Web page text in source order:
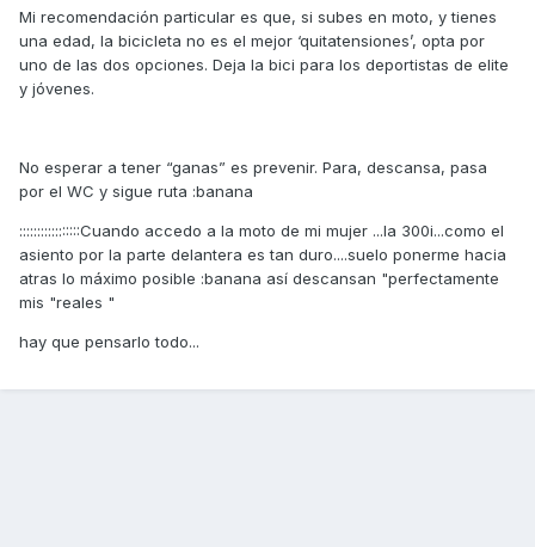
Mi recomendación particular es que, si subes en moto, y tienes
una edad, la bicicleta no es el mejor ‘quitatensiones’, opta por
uno de las dos opciones. Deja la bici para los deportistas de elite
y jóvenes.
No esperar a tener “ganas” es prevenir. Para, descansa, pasa
por el WC y sigue ruta :banana
:::::::::::::::::Cuando accedo a la moto de mi mujer ...la 300i...como el
asiento por la parte delantera es tan duro....suelo ponerme hacia
atras lo máximo posible :banana así descansan "perfectamente
mis "reales "
hay que pensarlo todo...